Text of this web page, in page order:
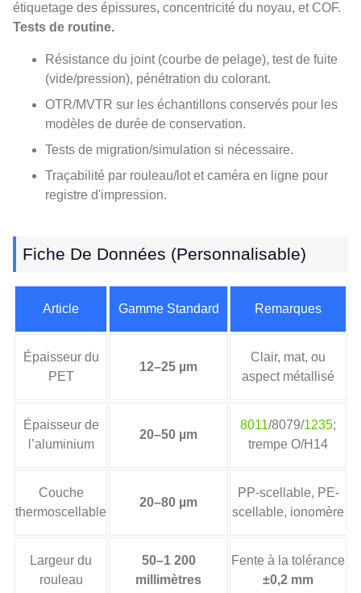
étiquetage des épissures, concentricité du noyau, et COF.
Tests de routine.
Résistance du joint (courbe de pelage), test de fuite
(vide/pression), pénétration du colorant.
OTR/MVTR sur les échantillons conservés pour les
modèles de durée de conservation.
Tests de migration/simulation si nécessaire.
Traçabilité par rouleau/lot et caméra en ligne pour
registre d'impression.
Fiche De Données (Personnalisable)
Article Gamme Standard Remarques
Épaisseur du
PET
12–25 µm
Clair, mat, ou
aspect métallisé
Épaisseur de
l’aluminium
20–50 µm
8011/8079/1235;
trempe O/H14
Couche
thermoscellable
20–80 µm
PP-scellable, PE-
scellable, ionomère
Largeur du
rouleau
50–1 200
millimètres
Fente à la tolérance
±0,2 mm